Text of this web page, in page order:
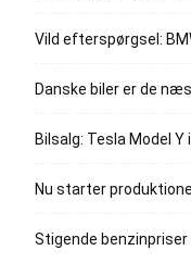
Vild efterspørgsel:
Danske biler er de
Bilsalg: Tesla Model
Nu starter
Stigende